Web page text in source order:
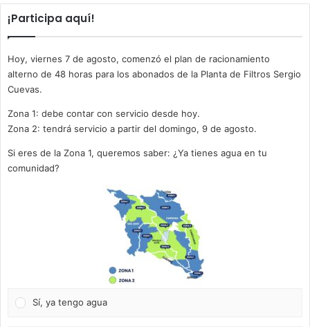
¡Participa aquí!
Hoy, viernes 7 de agosto, comenzó el plan de racionamiento
alterno de 48 horas para los abonados de la Planta de Filtros Sergio
Cuevas.
Zona 1: debe contar con servicio desde hoy.
Zona 2: tendrá servicio a partir del domingo, 9 de agosto.
Si eres de la Zona 1, queremos saber: ¿Ya tienes agua en tu
comunidad?
Sí, ya tengo agua